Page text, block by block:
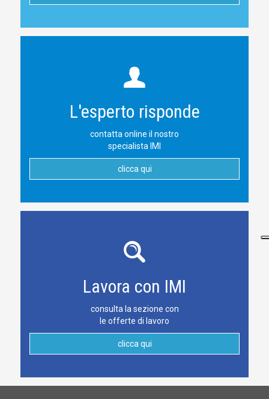
L'esperto risponde
contatta online il nostro
specialista IMI
clicca qui
Lavora con IMI
consulta la sezione con
le offerte di lavoro
clicca qui